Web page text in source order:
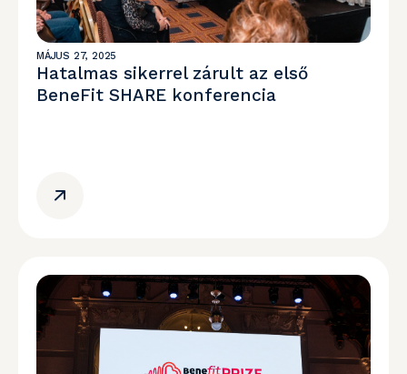
MÁJUS 27, 2025
Hatalmas sikerrel zárult az első
BeneFit SHARE konferencia